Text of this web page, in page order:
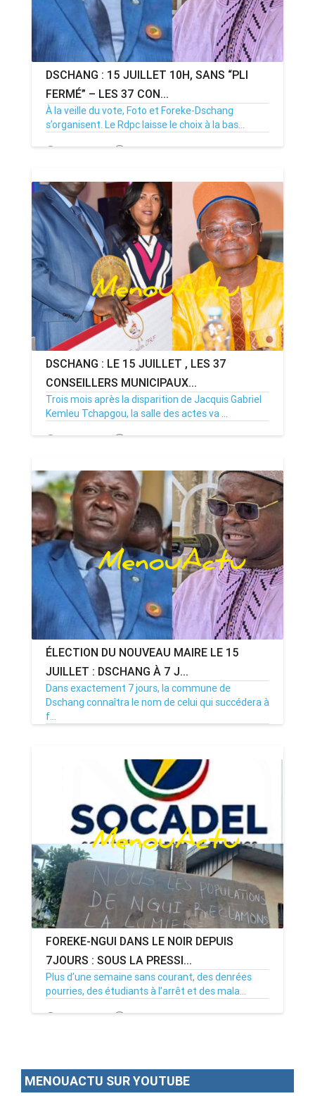
DSCHANG : 15 JUILLET 10H, SANS “PLI
FERMÉ” – LES 37 CON...
À la veille du vote, Foto et Foreke-Dschang
s’organisent. Le Rdpc laisse le choix à la bas...
14/07/26 Par MenouActu 0
DSCHANG : LE 15 JUILLET , LES 37
CONSEILLERS MUNICIPAUX...
Trois mois après la disparition de Jacquis Gabriel
Kemleu Tchapgou, la salle des actes va ...
13/07/26 Par MenouActu 0
ÉLECTION DU NOUVEAU MAIRE LE 15
JUILLET : DSCHANG À 7 J...
Dans exactement 7 jours, la commune de
Dschang connaîtra le nom de celui qui succédera à
f...
FOREKE-NGUI DANS LE NOIR DEPUIS
7JOURS : SOUS LA PRESSI...
Plus d’une semaine sans courant, des denrées
pourries, des étudiants à l’arrêt et des mala...
02/07/26 Par MenouActu 0
MENOUACTU SUR YOUTUBE